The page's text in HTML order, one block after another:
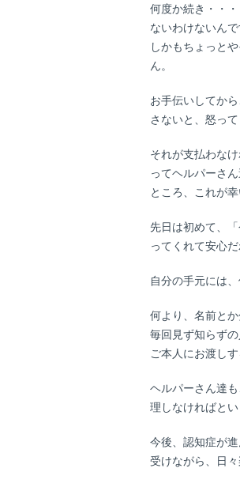
何度か続き・・・
ないわけないん
しかもちょっと
ん。
お手伝いしてか
さないと、怒っ
それが支払わな
ってヘルパーさ
ところ、これが
先日は初めて、
ってくれて安心だ
自分の手元には
何より、名前と
毎回見ず知らず
ご本人にお渡し
ヘルパーさん達
理しなければと
今後、認知症が
受けながら、日